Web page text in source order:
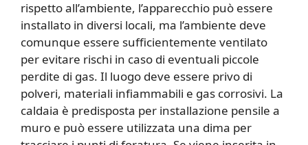
rispetto all’ambiente, l’apparecchio può essere
installato in diversi locali, ma l’ambiente deve
comunque essere sufficientemente ventilato
per evitare rischi in caso di eventuali piccole
perdite di gas. Il luogo deve essere privo di
polveri, materiali infiammabili e gas corrosivi. La
caldaia è predisposta per installazione pensile a
muro e può essere utilizzata una dima per